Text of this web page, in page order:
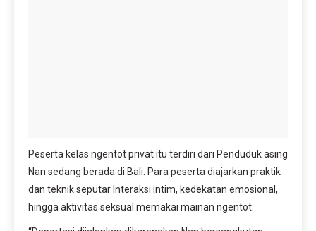
Peserta kelas ngentot privat itu terdiri dari Penduduk asing
Nan sedang berada di Bali. Para peserta diajarkan praktik
dan teknik seputar Interaksi intim, kedekatan emosional,
hingga aktivitas seksual memakai mainan ngentot.